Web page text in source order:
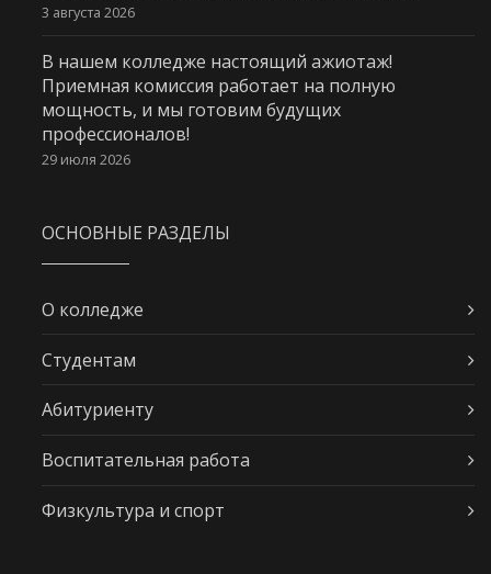
3 августа 2026
В нашем колледже настоящий ажиотаж!
Приемная комиссия работает на полную
мощность, и мы готовим будущих
профессионалов!
29 июля 2026
ОСНОВНЫЕ РАЗДЕЛЫ
О колледже
Студентам
Абитуриенту
Воспитательная работа
Физкультура и спорт